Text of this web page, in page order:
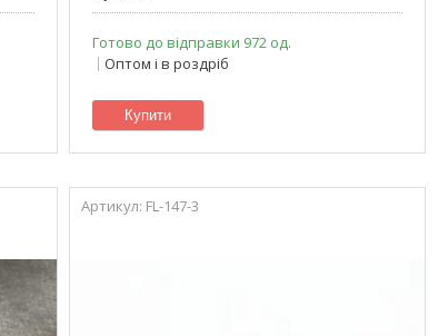
Готово до відправки 972 од.
Оптом і в роздріб
Купити
FL-147-3